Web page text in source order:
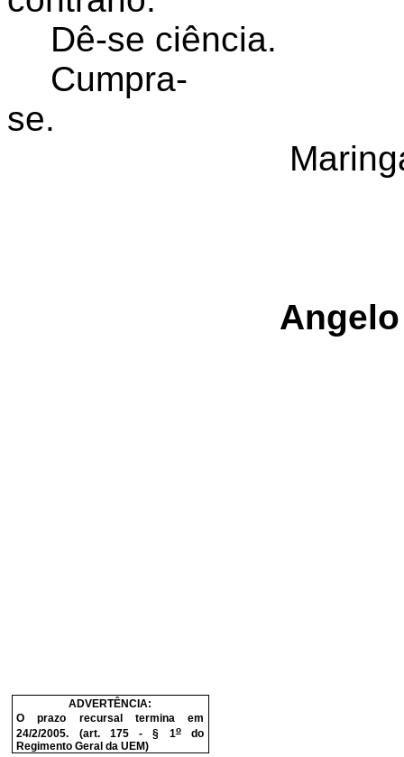
Dê-se ciência.
Cumpra-
se.
ADVERTÊNCIA:
O prazo recursal termina em
24/2/2005. (art. 175 - § 1odo
Regimento Geral da UEM)